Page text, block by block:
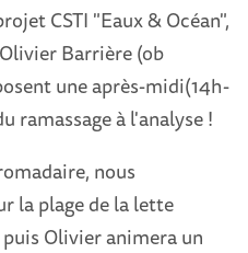
CSTI "Eaux & Océan",
Barrière (ob
une après-midi(14h-
ramassage à l'analyse !
nous
la plage de la lette
Olivier animera un